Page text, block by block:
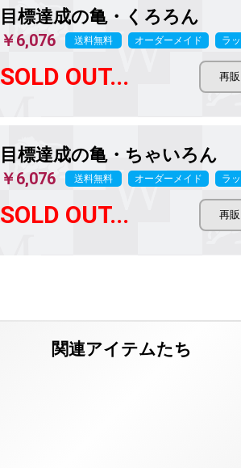
目標達成の亀・くろろん
￥6,076 送料無料 オーダーメイド ラ
SOLD OUT...
目標達成の亀・ちゃいろん
￥6,076 送料無料 オーダーメイド ラ
SOLD OUT...